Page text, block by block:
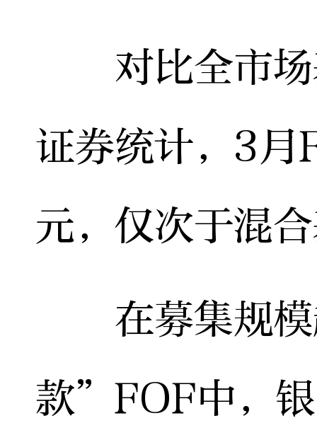
对比全市场
证券统计，3
元，仅次于混
在募集规模
款”FOF中，